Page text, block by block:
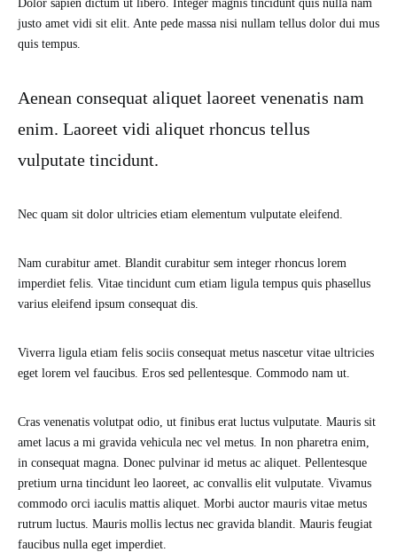
Dolor sapien dictum ut libero. Integer magnis tincidunt quis nulla nam
justo amet vidi sit elit. Ante pede massa nisi nullam tellus dolor dui mus
quis tempus.
Aenean consequat aliquet laoreet venenatis nam
enim. Laoreet vidi aliquet rhoncus tellus
vulputate tincidunt.
Nec quam sit dolor ultricies etiam elementum vulputate eleifend.
Nam curabitur amet. Blandit curabitur sem integer rhoncus lorem
imperdiet felis. Vitae tincidunt cum etiam ligula tempus quis phasellus
varius eleifend ipsum consequat dis.
Viverra ligula etiam felis sociis consequat metus nascetur vitae ultricies
eget lorem vel faucibus. Eros sed pellentesque. Commodo nam ut.
Cras venenatis volutpat odio, ut finibus erat luctus vulputate. Mauris sit
amet lacus a mi gravida vehicula nec vel metus. In non pharetra enim,
in consequat magna. Donec pulvinar id metus ac aliquet. Pellentesque
pretium urna tincidunt leo laoreet, ac convallis elit vulputate. Vivamus
commodo orci iaculis mattis aliquet. Morbi auctor mauris vitae metus
rutrum luctus. Mauris mollis lectus nec gravida blandit. Mauris feugiat
faucibus nulla eget imperdiet.